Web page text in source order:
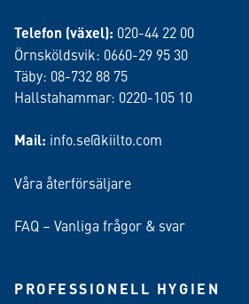
Telefon (växel): 020-44 22 00
Örnsköldsvik: 0660-29 95 30
Täby: 08-732 88 75
Hallstahammar: 0220-105 10
Mail: info.se@kiilto.com
Våra återförsäljare
FAQ – Vanliga frågor & svar
PROFESSIONELL HYGIEN